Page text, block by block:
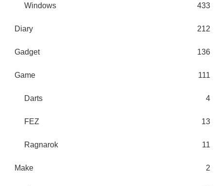
Windows 433
Diary 212
Gadget 136
Game 111
Darts 4
FEZ 13
Ragnarok 11
Make 2